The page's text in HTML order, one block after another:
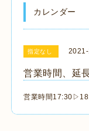
カレンダー
指定なし
営業時間、延
営業時間